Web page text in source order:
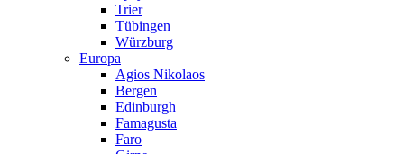
Trier
Tübingen
Würzburg
Europa
Agios Nikolaos
Bergen
Edinburgh
Famagusta
Faro